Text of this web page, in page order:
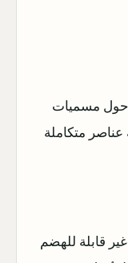
حول مسميات
متكاملة
قابلة للهضم